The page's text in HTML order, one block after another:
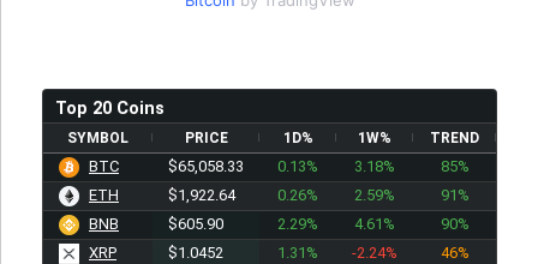
Top 20 Coins
SYMBOL PRICE 1D% 1W% TREND
BTC $65,058.33 0.13% 3.18%
85%
ETH
$1,922.89 0.26% 2.59%
91%
BNB
$605.90 2.29% 4.61%
90%
XRP
$1.0452 1.31% -2.24%
46%